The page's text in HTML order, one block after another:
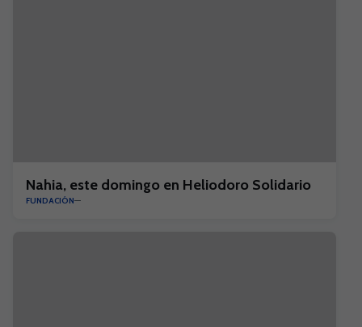
Nahia, este domingo en Heliodoro Solidario
FUNDACIÓN